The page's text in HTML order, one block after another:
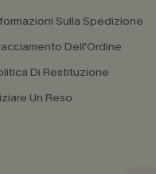
Sulla Spedizione
Dell'Ordine
Di Restituzione
Un Reso